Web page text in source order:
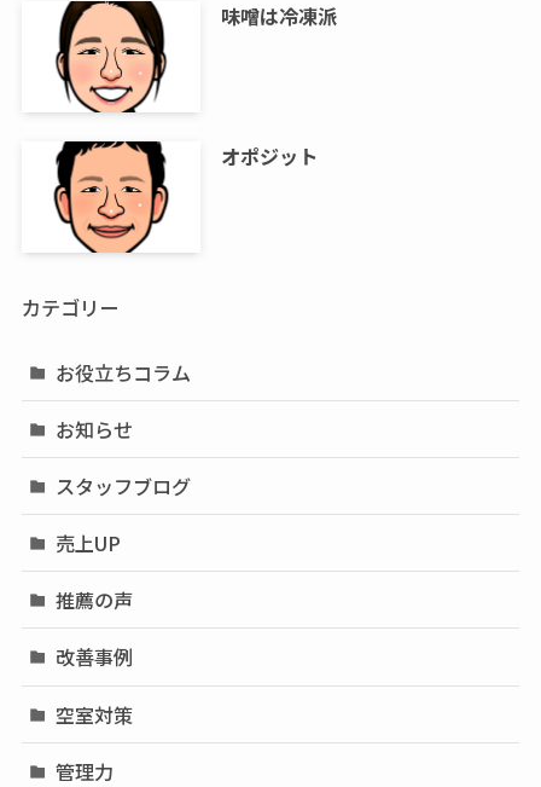
味噌は冷凍派
オポジット
カテゴリー
お役立ちコラム
お知らせ
スタッフブログ
売上UP
推薦の声
改善事例
空室対策
管理力